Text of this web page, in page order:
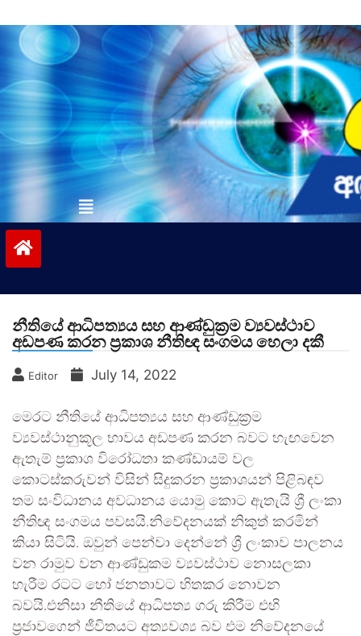
to
contentvinivida.lk
නීතියේ ආධිපත්‍යය සහ ආණ්ඩුක‍්‍රම ව්‍යවස්ථාව
අඩපණ කරන ප්‍රකාශ නීතිඥ සංගමය හෙලා දකී
Editor July 14, 2022
මෙරට නීතියේ ආධිපත්‍යය සහ ආණ්ඩුක‍්‍රම
ව්‍යවස්ථානුකූල භාවය අඩපණ කරන බවට හැඟවෙන
ඇතැම් ප්‍රකාශ විරෝධතා කණ්ඩායම් වල
කොටස්කරුවන් විසින් සිදුකරන ප්‍රකාශයන් පිළිබඳව
තම සංවිධානය අවධානය යොමු කොට ඇතැයි ශ්‍රී ලංකා
නීතිඥ සංගමය පවසයි.නිවේදනයක් නිකුත් කරමින්
කියා සිටියි. ඔවුන් පෙන්වා දෙන්නේ ශ්‍රී ලංකාව පාලනය
වන රාමුව වන ආණ්ඩුකම ව්‍යවස්ථාව නොසලකා
හැරීම රටට හෝ ජනතාවට හිතකර නොවන
බවයි.එනිසා නීතියේ ආධිපත්‍ය ගරු කිරීම එහි
ප්‍රජාවගෙන් ජීවිතයට අත්‍යවශ්‍ය බව එම නිවේදනයේ